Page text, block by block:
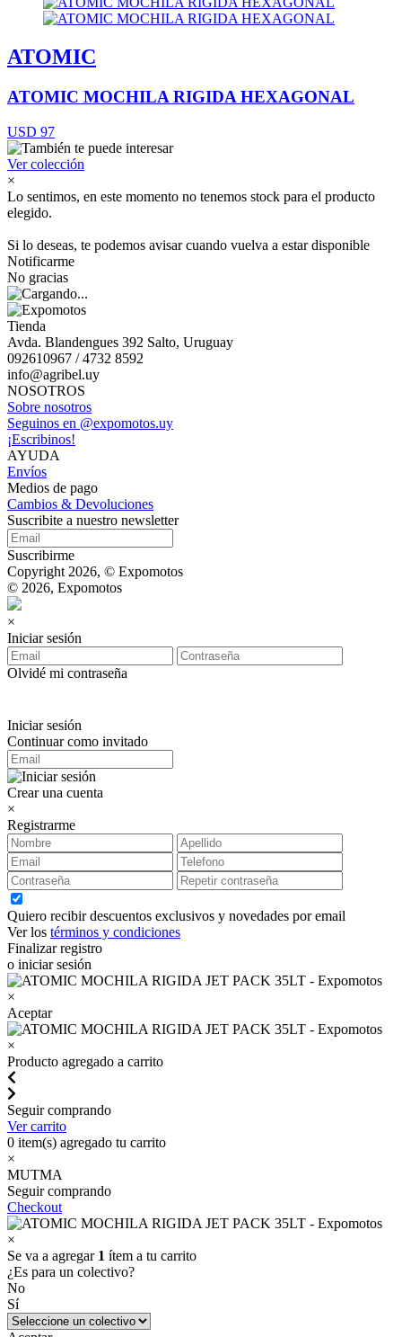
ATOMIC
ATOMIC MOCHILA RIGIDA HEXAGONAL
USD 97
Ver colección
×
Lo sentimos, en este momento no tenemos stock para el producto
elegido.
Si lo deseas, te podemos avisar cuando vuelva a estar disponible
Notificarme
No gracias
Tienda
Avda. Blandengues 392 Salto, Uruguay
092610967 / 4732 8592
info@agribel.uy
NOSOTROS
Sobre nosotros
Seguinos en @expomotos.uy
¡Escribinos!
AYUDA
Envíos
Medios de pago
Cambios & Devoluciones
Suscribite a nuestro newsletter
Suscribirme
Copyright 2026, © Expomotos
© 2026, Expomotos
×
Iniciar sesión
Olvidé mi contraseña
Iniciar sesión
Continuar como invitado
Crear una cuenta
×
Registrarme
Quiero recibir descuentos exclusivos y novedades por email
Ver los términos y condiciones
Finalizar registro
o iniciar sesión
×
Aceptar
×
Producto agregado a carrito
Seguir comprando
Ver carrito
0 item(s) agregado tu carrito
×
MUTMA
Seguir comprando
Checkout
×
Se va a agregar 1 ítem a tu carrito
¿Es para un colectivo?
No
Sí